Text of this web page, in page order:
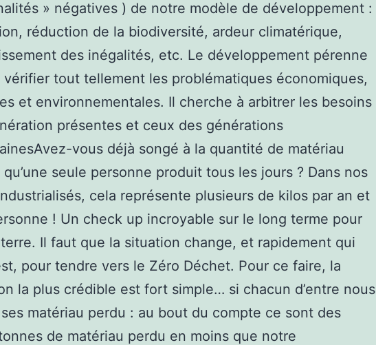
» négatives ) de notre modèle de développement :
réduction de la biodiversité, ardeur climatérique,
des inégalités, etc. Le développement pérenne
vérifier tout tellement les problématiques économiques,
et environnementales. Il cherche à arbitrer les besoins
présentes et ceux des générations
vous déjà songé à la quantité de matériau
qu’une seule personne produit tous les jours ? Dans nos
cela représente plusieurs de kilos par an et
! Un check up incroyable sur le long terme pour
Il faut que la situation change, et rapidement qui
pour tendre vers le Zéro Déchet. Pour ce faire, la
la plus crédible est fort simple… si chacun d’entre nous
matériau perdu : au bout du compte ce sont des
de matériau perdu en moins que notre